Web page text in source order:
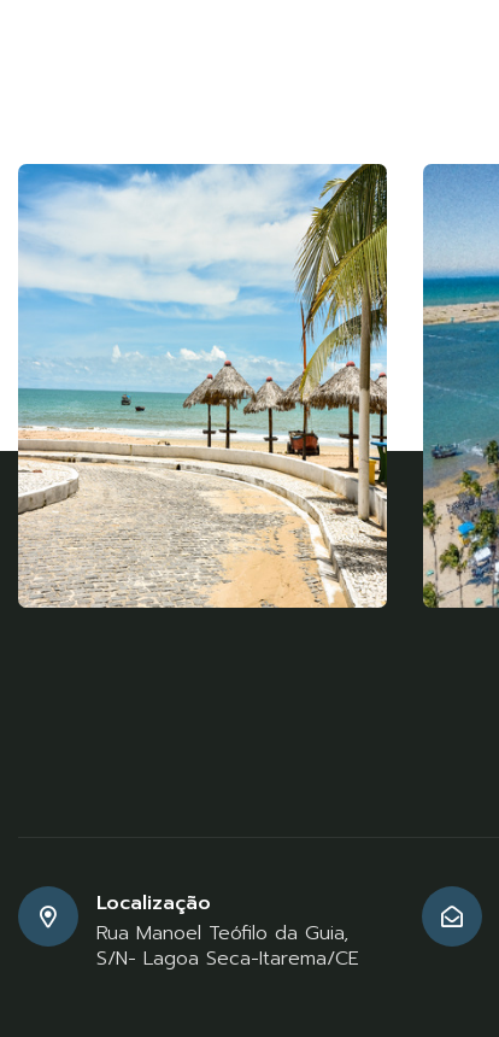
Localização
Rua Manoel Teófilo da Guia,
S/N- Lagoa Seca-Itarema/CE